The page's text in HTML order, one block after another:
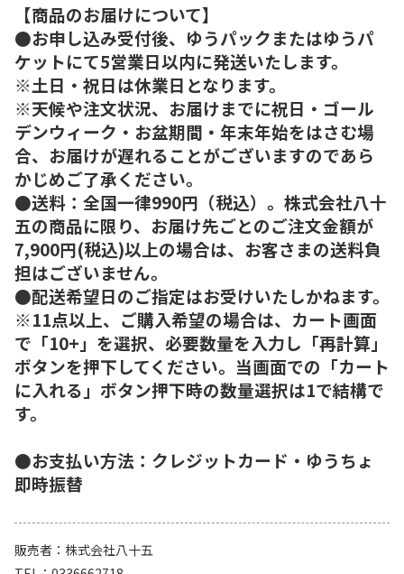
【商品のお届けについて】
●お申し込み受付後、ゆうパックまたはゆうパ
ケットにて5営業日以内に発送いたします。
※土日・祝日は休業日となります。
※天候や注文状況、お届けまでに祝日・ゴール
デンウィーク・お盆期間・年末年始をはさむ場
合、お届けが遅れることがございますのであら
かじめご了承ください。
●送料：全国一律990円（税込）。株式会社八十
五の商品に限り、お届け先ごとのご注文金額が
7,900円(税込)以上の場合は、お客さまの送料負
担はございません。
●配送希望日のご指定はお受けいたしかねます。
※11点以上、ご購入希望の場合は、カート画面
で「10+」を選択、必要数量を入力し「再計算」
ボタンを押下してください。当画面での「カート
に入れる」ボタン押下時の数量選択は1で結構で
す。
●お支払い方法：クレジットカード・ゆうちょ
即時振替
販売者
株式会社八十五